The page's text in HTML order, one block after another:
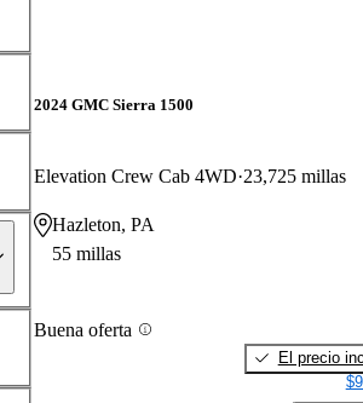
2024 GMC Sierra 1500
Elevation Crew Cab 4WD 23,725 millas
Hazleton, PA
55 millas
Buena oferta
El precio